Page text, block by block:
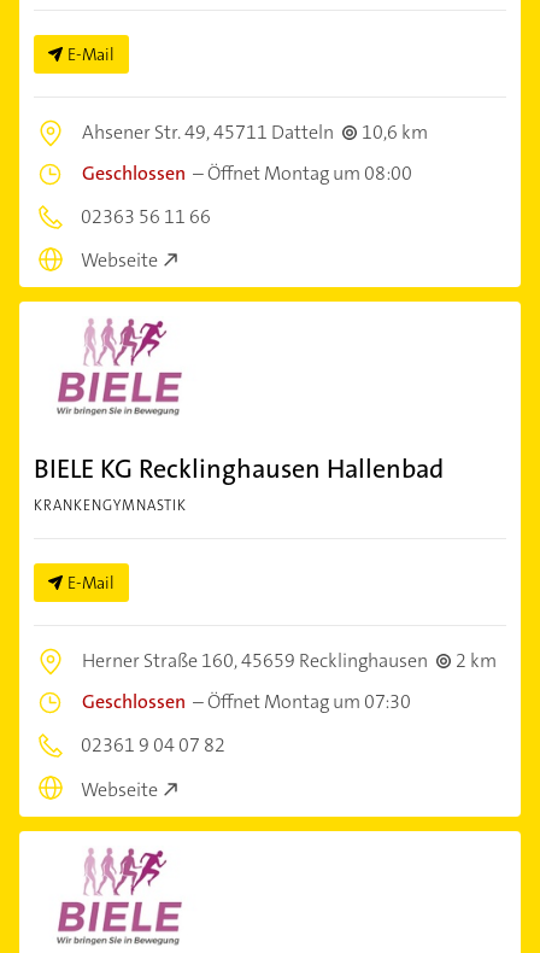
E-Mail
Ahsener Str. 49,45711 Datteln
10,6 km
Geschlossen –Öffnet Montag um 08:00
02363 56 11 66
Webseite
BIELE KG Recklinghausen Hallenbad
KRANKENGYMNASTIK
E-Mail
Herner Straße 160,45659 Recklinghausen
2 km
Geschlossen –Öffnet Montag um 07:30
02361 9 04 07 82
Webseite